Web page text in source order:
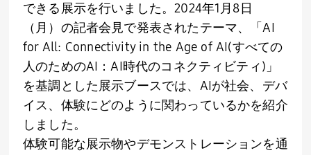
できる展示を行いました。2024年1月8日
（月）の記者会見で発表されたテーマ、「AI
for All: Connectivity in the Age of AI(すべての
人のためのAI：AI時代のコネクティビティ)」
を基調とした展示ブースでは、AIが社会、デバ
イス、体験にどのように関わっているかを紹介
しました。
体験可能な展示物やデモンストレーションを通